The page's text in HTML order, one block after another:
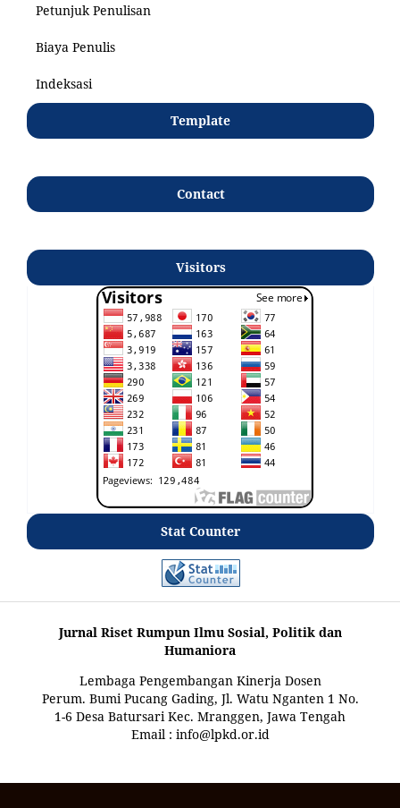
Petunjuk Penulisan
Biaya Penulis
Indeksasi
Template
Contact
Visitors
Stat Counter
Jurnal Riset Rumpun Ilmu Sosial, Politik dan
Humaniora
Lembaga Pengembangan Kinerja Dosen
Perum. Bumi Pucang Gading, Jl. Watu Nganten 1 No.
1-6 Desa Batursari Kec. Mranggen, Jawa Tengah
Email : info@lpkd.or.id